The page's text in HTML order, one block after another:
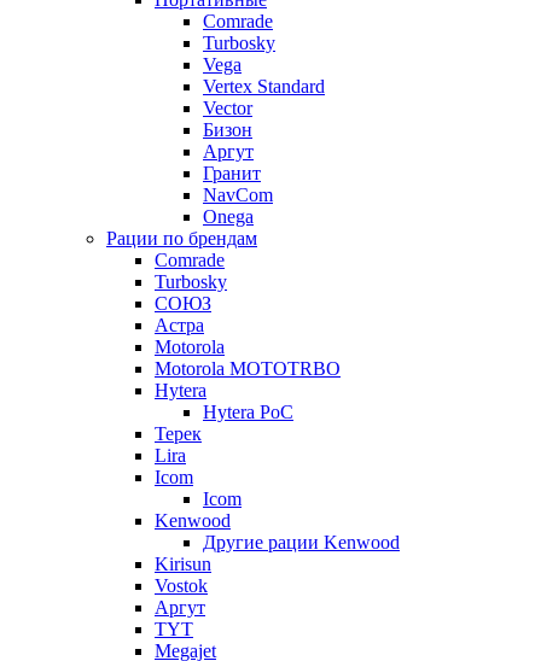
Comrade
Turbosky
Vega
Vertex Standard
Vector
Бизон
Аргут
Гранит
NavCom
Onega
Рации по брендам
Comrade
Turbosky
СОЮЗ
Астра
Motorola
Motorola MOTOTRBO
Hytera
Hytera PoC
Терек
Lira
Icom
Icom
Kenwood
Другие рации Kenwood
Kirisun
Vostok
Аргут
TYT
Megajet